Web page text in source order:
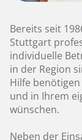
Bereits seit
Stuttgart
individuelle
in der Region
Hilfe
und in Ihrem
wünschen.
Neben der